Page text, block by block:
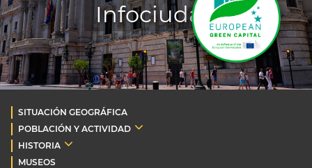
Infociudad
SITUACIÓN GEOGRÁFICA
POBLACIÓN Y ACTIVIDAD
HISTORIA
MUSEOS